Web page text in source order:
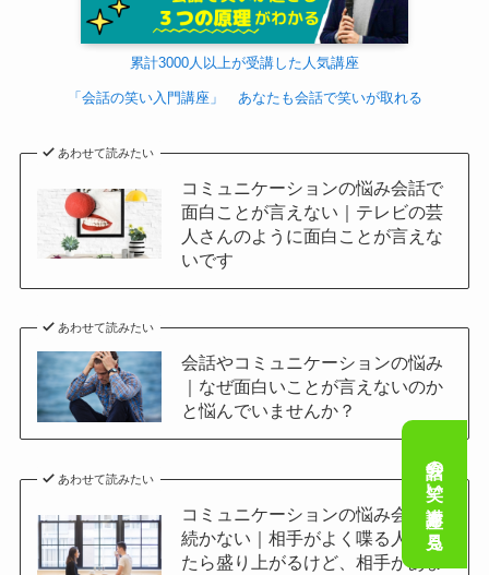
累計3000人以上が受講した人気講座
「会話の笑い入門講座」 あなたも会話で笑いが取れる
あわせて読みたい
コミュニケーションの悩み会話で
面白ことが言えない｜テレビの芸
人さんのように面白ことが言えな
いです
あわせて読みたい
会話やコミュニケーションの悩み
｜なぜ面白いことが言えないのか
と悩んでいませんか？
あわせて読みたい
コミュニケーションの悩み会話が
続かない｜相手がよく喋る人だっ
たら盛り上がるけど、相手があま
会話の笑い講座を見る